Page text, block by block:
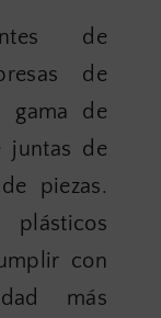
de
de
gama de
juntas de
piezas.
con
más